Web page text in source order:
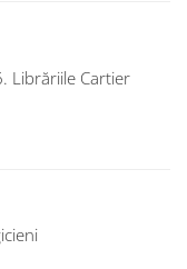
Librăriile Cartier